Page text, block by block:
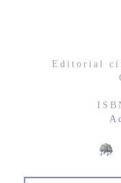
Editorial